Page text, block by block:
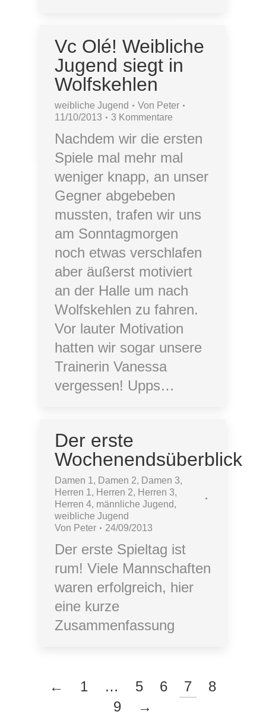
Vc Olé! Weibliche
Jugend siegt in
Wolfskehlen
weibliche Jugend Von Peter
11/10/2013
3 Kommentare
Nachdem wir die ersten
Spiele mal mehr mal
weniger knapp, an unser
Gegner abgebeben
mussten, trafen wir uns
am Sonntagmorgen
noch etwas verschlafen
aber äußerst motiviert
an der Halle um nach
Wolfskehlen zu fahren.
Vor lauter Motivation
hatten wir sogar unsere
Trainerin Vanessa
vergessen! Upps…
Der erste
Wochenendsüberblick
Damen 1 , Damen 2, Damen 3,
Herren 1 , Herren 2, Herren 3,
Herren 4, männliche Jugend,
weibliche Jugend
Von Peter 24/09/2013
Der erste Spieltag ist
rum! Viele Mannschaften
waren erfolgreich, hier
eine kurze
Zusammenfassung
← 1 … 5 6 7
8
9
→